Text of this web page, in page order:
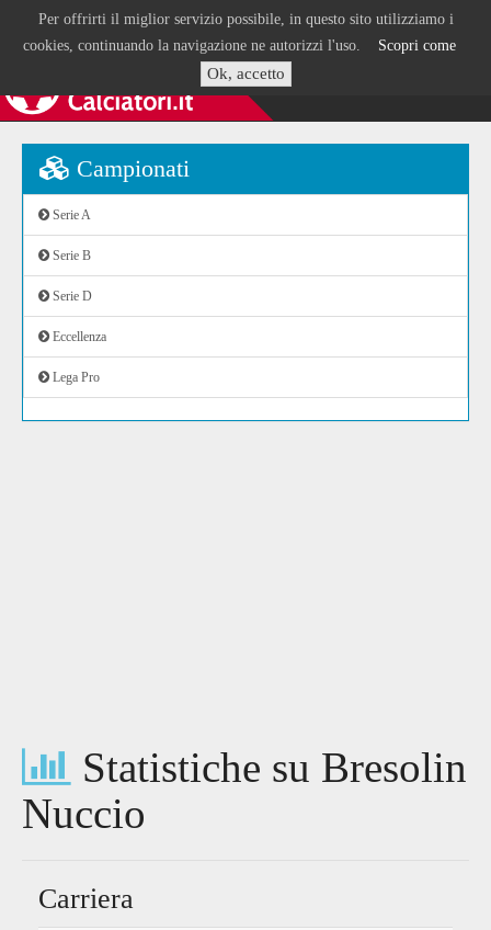
Per offrirti il miglior servizio possibile, in questo sito utilizziamo i
cookies, continuando la navigazione ne autorizzi l'uso. Scopri come
Ok, accetto
Campionati
Serie A
Serie B
Serie D
Eccellenza
Lega Pro
Statistiche su Bresolin
Nuccio
Carriera